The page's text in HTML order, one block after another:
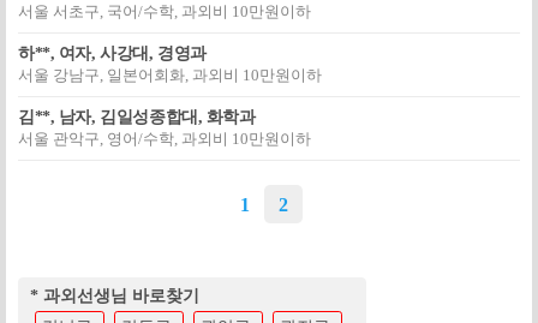
서울 서초구, 국어/수학, 과외비 10만원이하
하**, 여자, 사강대, 경영과
서울 강남구, 일본어회화, 과외비 10만원이하
김**, 남자, 김일성종합대, 화학과
서울 관악구, 영어/수학, 과외비 10만원이하
1 2
* 과외선생님 바로찾기